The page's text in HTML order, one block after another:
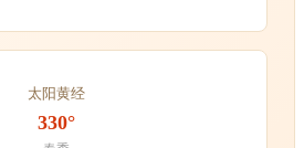
太阳黄经
330°